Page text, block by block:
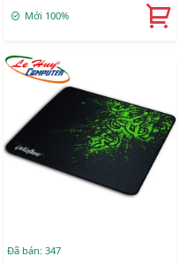
Mới 100%
Đã bán: 347